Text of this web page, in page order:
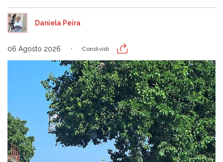
Daniela Peira
06 Agosto 2026 Condividi